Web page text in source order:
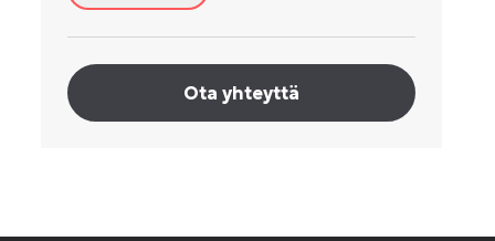
Ota yhteyttä